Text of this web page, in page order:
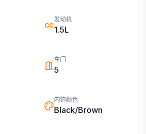
CC
发动机
1.5L
车门
5
内饰颜色
Black/Brown